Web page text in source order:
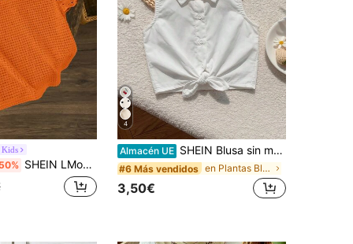
Kids
SHEIN LMoss Kids Camiseta ajustada de niña joven LMoss de cuello redondo de color liso con borde de encaje y volantes
4
Almacén UE SHEIN Blusa sin mangas de tejido sólido blanco para niña joven
#6 Más vendidos en Plantas Blusas para niñas
3,50€